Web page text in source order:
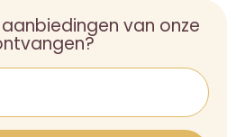
van onze